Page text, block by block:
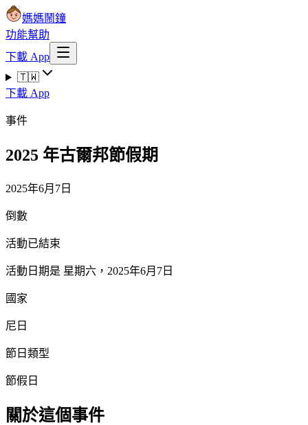
媽媽鬧鐘
功能幫助
下載 App
🇹🇼
下載 App
事件
2025 年古爾邦節假期
2025年6月7日
倒數
活動已結束
活動日期是 星期六，2025年6月7日
國家
尼日
節日類型
節假日
關於這個事件